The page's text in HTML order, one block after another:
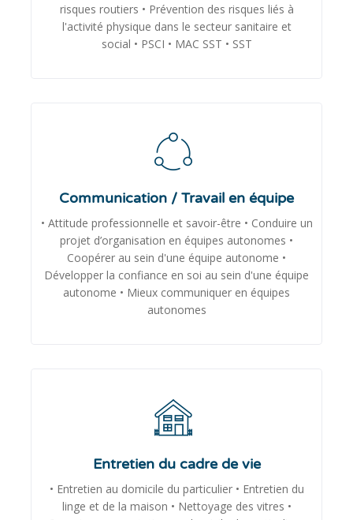
risques routiers • Prévention des risques liés à
l'activité physique dans le secteur sanitaire et
social • PSCI • MAC SST • SST
Communication / Travail en équipe
• Attitude professionnelle et savoir-être • Conduire un
projet d’organisation en équipes autonomes •
Coopérer au sein d'une équipe autonome •
Développer la confiance en soi au sein d'une équipe
autonome • Mieux communiquer en équipes
autonomes
Entretien du cadre de vie
• Entretien au domicile du particulier • Entretien du
linge et de la maison • Nettoyage des vitres •